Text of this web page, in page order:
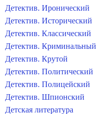
Детектив. Иронический
Детектив. Исторический
Детектив. Классический
Детектив. Криминальный
Детектив. Крутой
Детектив. Политический
Детектив. Полицейский
Детектив. Шпионский
Детская литература